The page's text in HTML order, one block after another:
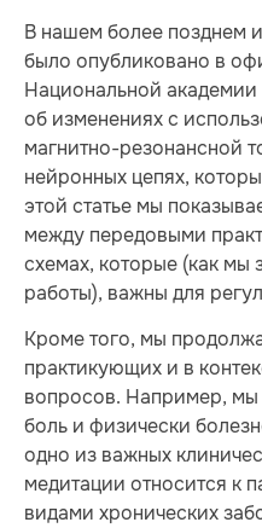
В нашем более позднем
было опубликовано в
Национальной
об изменениях с
магнитно-резонансной
нейронных цепях,
этой статье мы
между передовыми
схемах, которые (как
работы), важны для
Кроме того, мы
практикующих и в
вопросов. Например,
боль и физически
одно из важных
медитации относится к
видами хронических